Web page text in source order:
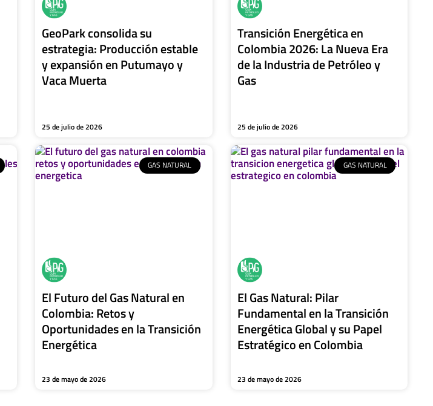
GeoPark consolida su
estrategia: Producción estable
y expansión en Putumayo y
Vaca Muerta
25 de julio de 2026
Transición Energética en
Colombia 2026: La Nueva Era
de la Industria de Petróleo y
Gas
25 de julio de 2026
GAS NATURAL
El Futuro del Gas Natural en
Colombia: Retos y
Oportunidades en la Transición
Energética
23 de mayo de 2026
GAS NATURAL
El Gas Natural: Pilar
Fundamental en la Transición
Energética Global y su Papel
Estratégico en Colombia
23 de mayo de 2026